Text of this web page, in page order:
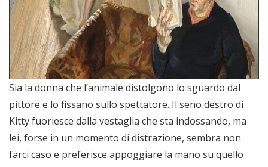
Sia la donna che l’animale distolgono lo sguardo dal
pittore e lo fissano sullo spettatore. Il seno destro di
Kitty fuoriesce dalla vestaglia che sta indossando, ma
lei, forse in un momento di distrazione, sembra non
farci caso e preferisce appoggiare la mano su quello